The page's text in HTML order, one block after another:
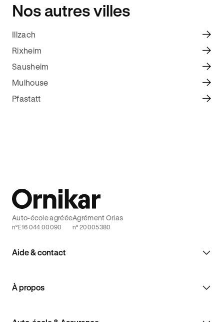
Nos autres villes
Illzach
Rixheim
Sausheim
Mulhouse
Pfastatt
Aide & contact
À propos
Auto-école agréée
n°E16 044 00090
Agrément Orias
n° 20005380